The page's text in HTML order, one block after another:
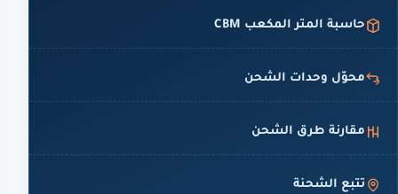
حاسبة المتر المكعب CBM
محوّل وحدات الشحن
مقارنة طرق الشحن
تتبع الشحنة